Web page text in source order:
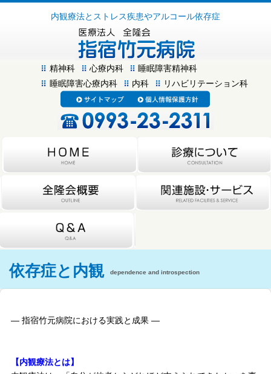
内観療法とストレス疾患やアルコール依存症
精神科 心療内科
睡眠障害精神科
睡眠障害心療内科
内科 リハビリテーション科
依存症と内観 dependence and introspection
― 指宿竹元病院における実践と成果 ―
【内観療法とは】